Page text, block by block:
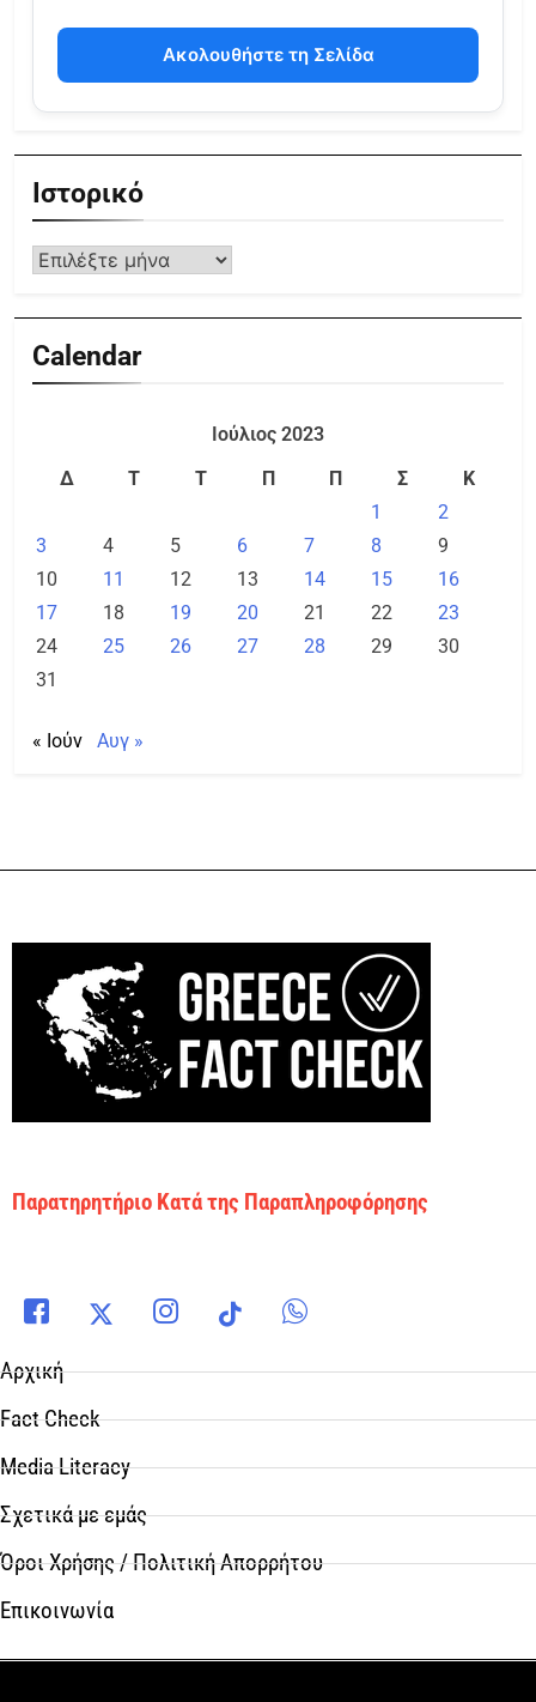
Ακολουθήστε τη Σελίδα
Ιστορικό
Calendar
Ιούλιος 2023
Δ
Τ Τ Π Π Σ
Κ
1
2
3
4 5 6 7 8
9
10
11 12 13 14 15
16
17
18 19 20 21 22
23
24
25 26 27 28 29
30
31
« Ιούν Αυγ »
Παρατηρητήριο Κατά της Παραπληροφόρησης
Αρχική
Fact Check
Media Literacy
Σχετικά με εμάς
Όροι Χρήσης / Πολιτική Απορρήτου
Επικοινωνία